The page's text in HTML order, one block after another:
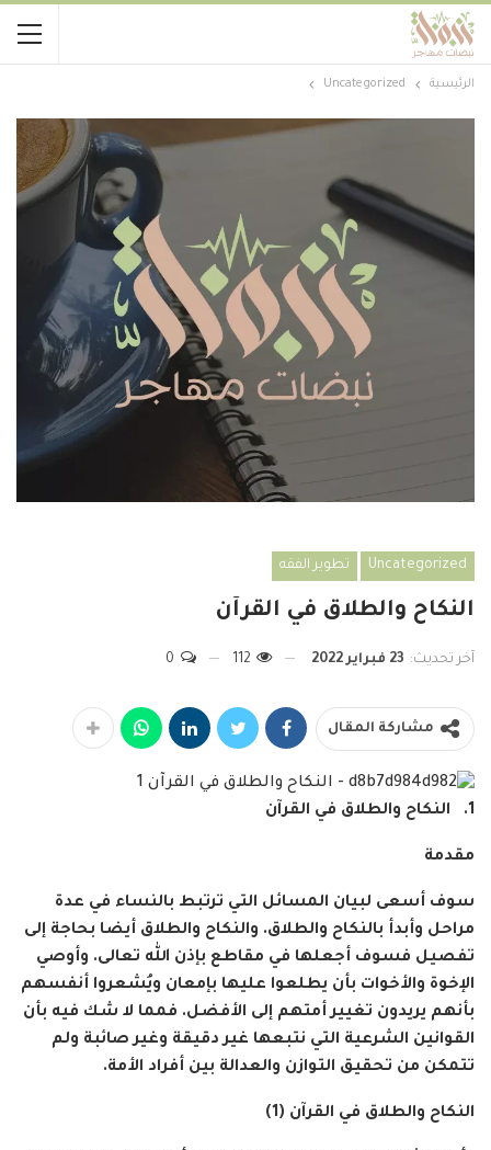
الرئيسية Uncategorized
Uncategorized تطوير الفقه
النكاح والطلاق في القرآن
آخر تحديث: 23 فبراير 2022
مشاركة المقال
1. النكاح والطلاق في القرآن
مقدمة
سوف أسعى لبيان المسائل التي ترتبط بالنساء في عدة
مراحل وأبدأ بالنكاح والطلاق. والنكاح والطلاق أيضا بحاجة إلى
تفصيل فسوف أجعلها في مقاطع بإذن الله تعالى. وأوصي
الإخوة والأخوات بأن يطلعوا عليها بإمعان ويُشعروا أنفسهم
بأنهم يريدون تغيير أمتهم إلى الأفضل. فمما لا شك فيه بأن
القوانين الشرعية التي نتبعها غير دقيقة وغير صائبة ولم
تتمكن من تحقيق التوازن والعدالة بين أفراد الأمة.
النكاح والطلاق في القرآن (1)